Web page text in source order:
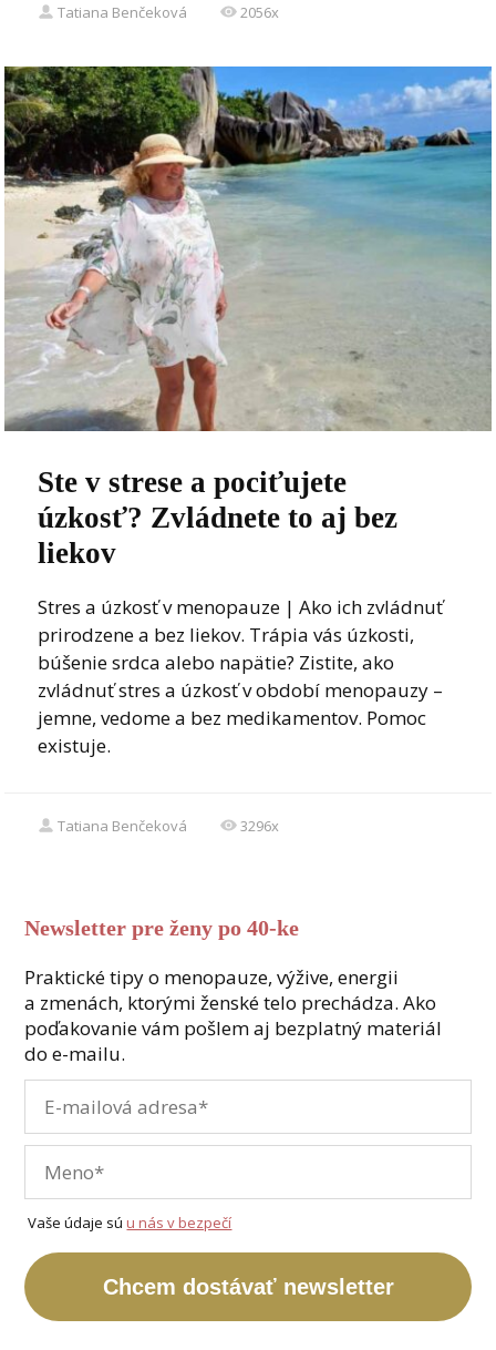
Tatiana Benčeková 2056x
Ste v strese a pociťujete
úzkosť? Zvládnete to aj bez
liekov
Stres a úzkosť v menopauze | Ako ich zvládnuť
prirodzene a bez liekov. Trápia vás úzkosti,
búšenie srdca alebo napätie? Zistite, ako
zvládnuť stres a úzkosť v období menopauzy –
jemne, vedome a bez medikamentov. Pomoc
existuje.
Tatiana Benčeková 3296x
Newsletter pre ženy po 40-ke
Praktické tipy o menopauze, výžive, energii
a zmenách, ktorými ženské telo prechádza. Ako
poďakovanie vám pošlem aj bezplatný materiál
do e-mailu.
Vaše údaje súu nás v bezpečí
Chcem dostávať newsletter